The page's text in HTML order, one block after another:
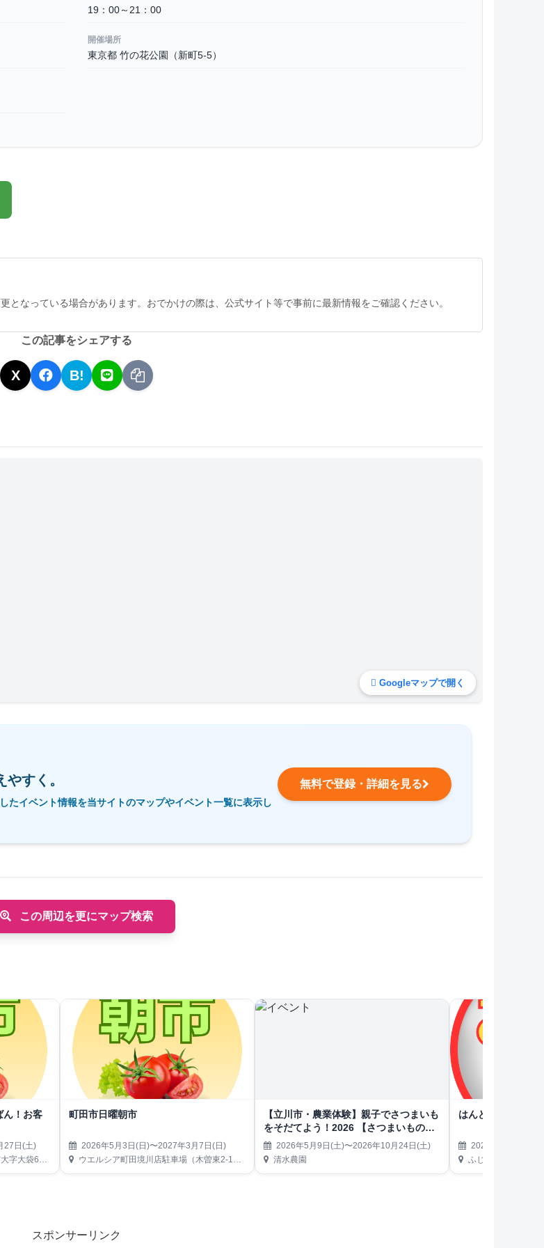
19：00～21：00
開催場所
東京都 竹の花公園（新町5-5）
なっている場合があります。おでかけの際は、公式サイト等で事前に最新情報をご確認ください。
この記事をシェアする
X B!
Googleマップで開く
すく。
たイベント情報を当サイトのマップやイベント一覧に表示し
無料で登録・詳細を見る
この周辺を更にマップ検索
ん！お客
27日(土)
大袋650）
町田市日曜朝市
2026年5月3日(日)〜2027年3月7日(日)
ウエルシア町田境川店駐車場（木曽東2-10-1）
【立川市・農業体験】親子でさつまいも
をそだてよう！2026 【さつまいもの植
え付け〜収穫】
2026年5月9日(土)〜2026年10月24日(土)
清水農園
はんどめいどフェ
2026年5月9日(土)
ふじみ野ステラウ
スポンサーリンク